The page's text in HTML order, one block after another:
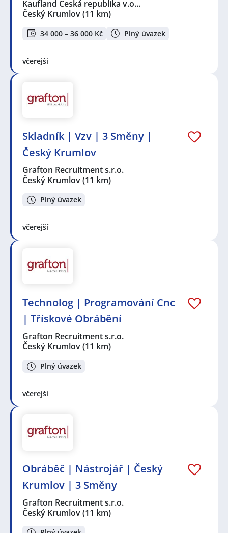
Kaufland Česká republika v.o…
Český Krumlov(11 km)
34 000 – 36 000 Kč Plný úvazek
včerejší
Skladník | Vzv | 3 Směny |
Český Krumlov
Grafton Recruitment s.r.o.
Český Krumlov(11 km)
Plný úvazek
včerejší
Technolog | Programování Cnc
| Třískové Obrábění
Grafton Recruitment s.r.o.
Český Krumlov(11 km)
Plný úvazek
včerejší
Obráběč | Nástrojář | Český
Krumlov | 3 Směny
Grafton Recruitment s.r.o.
Český Krumlov(11 km)